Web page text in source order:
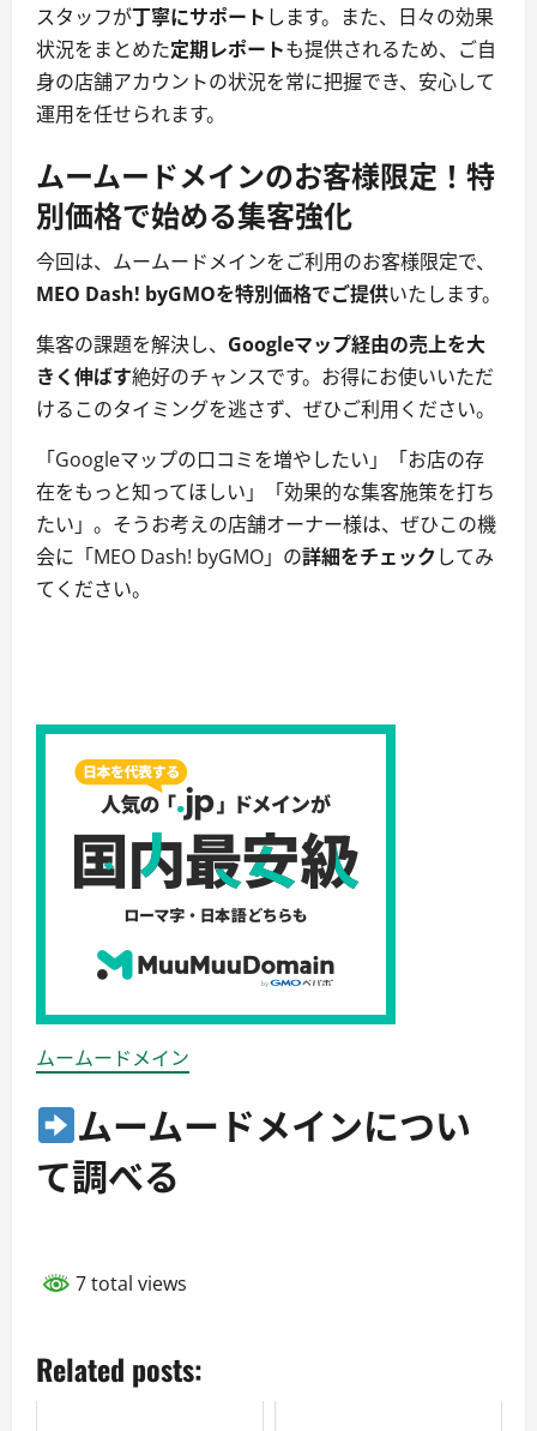
スタッフが丁寧にサポート します。また、日々の効果
状況をまとめた定期レポートも提供されるため、ご自
身の店舗アカウントの状況を常に把握でき、安心して
運用を任せられます。
ムームードメインのお客様限定！特
別価格で始める集客強化
今回は、ムームードメインをご利用のお客様限定で、
MEO Dash! byGMOを特別価格でご提供いたします。
集客の課題を解決し、 Googleマップ経由の売上を大
きく伸ばす絶好のチャンスです。お得にお使いいただ
けるこのタイミングを逃さず、ぜひご利用ください。
「Googleマップの口コミを増やしたい」「お店の存
在をもっと知ってほしい」「効果的な集客施策を打ち
たい」。そうお考えの店舗オーナー様は、ぜひこの機
会に「MEO Dash! byGMO」の詳細をチェック してみ
てください。
ムームードメイン
ムームードメインについ
て調べる
7 total views
Related posts: